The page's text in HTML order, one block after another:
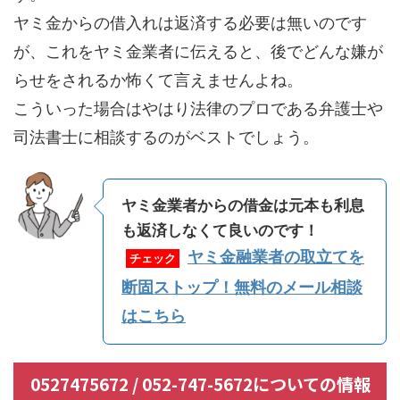
ヤミ金からの借入れは返済する必要は無いのです
が、これをヤミ金業者に伝えると、後でどんな嫌が
らせをされるか怖くて言えませんよね。
こういった場合はやはり法律のプロである弁護士や
司法書士に相談するのがベストでしょう。
ヤミ金業者からの借金は元本も利息
も返済しなくて良いのです！
チェック
ヤミ金融業者の取立てを
断固ストップ！無料のメール相談
はこちら
0527475672 / 052-747-5672についての情報